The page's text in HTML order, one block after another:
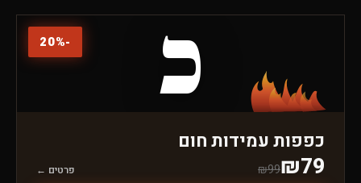
-
20% כ
כפפות עמידות חום
₪79
₪99 פרטים ←